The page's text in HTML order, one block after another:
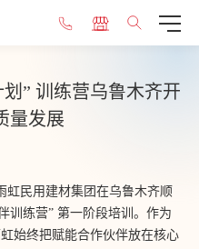
” 训练营乌鲁木齐开
量发展
虹民用建材集团在乌鲁木齐顺
训练营” 第一阶段培训。作为
始终把赋能合作伙伴放在核心